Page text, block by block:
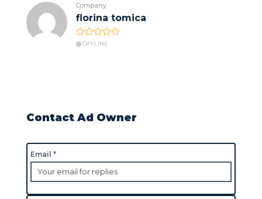
Company
florina tomica
OFFLINE
Contact Ad Owner
Email *